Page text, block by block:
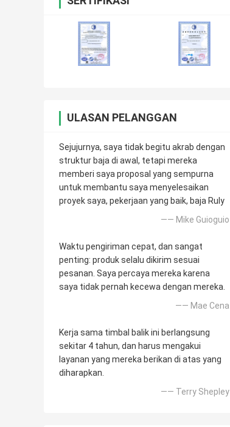
ULASAN PELANGGAN
Sejujurnya, saya tidak begitu akrab dengan
struktur baja di awal, tetapi mereka
memberi saya proposal yang sempurna
untuk membantu saya menyelesaikan
proyek saya, pekerjaan yang baik, baja Ruly
—— Mike Guioguio
Waktu pengiriman cepat, dan sangat
penting: produk selalu dikirim sesuai
pesanan. Saya percaya mereka karena
saya tidak pernah kecewa dengan mereka.
—— Mae Cena
Kerja sama timbal balik ini berlangsung
sekitar 4 tahun, dan harus mengakui
layanan yang mereka berikan di atas yang
diharapkan.
—— Terry Shepley